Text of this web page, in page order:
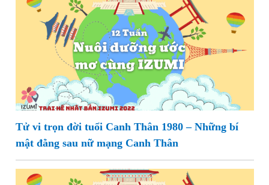
Tử vi trọn đời tuổi Canh Thân 1980 – Những bí
mật đằng sau nữ mạng Canh Thân